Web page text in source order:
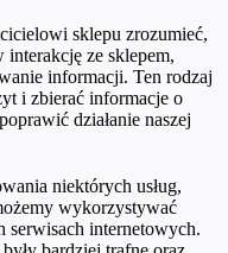
sklepu zrozumieć,
ze sklepem,
informacji. Ten rodzaj
i zbierać informacje o
działanie naszej
niektórych usług,
wykorzystywać
serwisach internetowych.